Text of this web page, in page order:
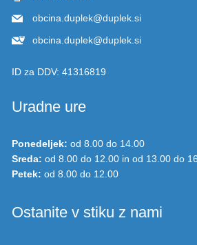
obcina.duplek@duplek.si
obcina.duplek@duplek.si
ID za DDV: 41316819
Uradne ure
Ponedeljek: od 8.00 do 14.00
Sreda: od 8.00 do 12.00 in od 13.00 do
Petek: od 8.00 do 12.00
Ostanite v stiku z nami